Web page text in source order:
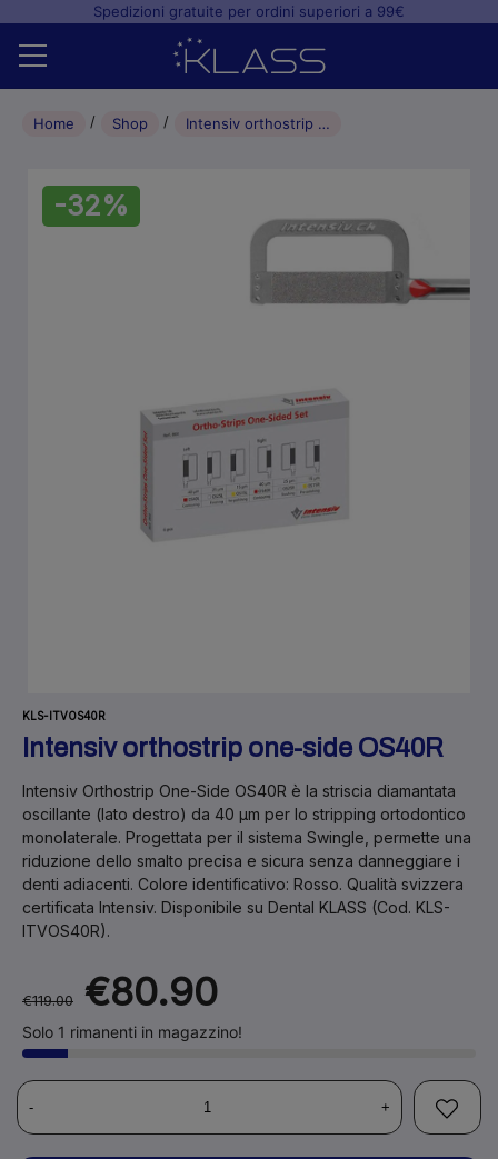
Spedizioni gratuite per ordini superiori a 99€
Home
Studio odontoiatrico
Home Shop Intensiv orthostrip one-side OS40R
-32%
KLS-ITVOS40R
Intensiv orthostrip one-side OS40R
Intensiv Orthostrip One-Side OS40R è la striscia diamantata
oscillante (lato destro) da 40 µm per lo stripping ortodontico
monolaterale. Progettata per il sistema Swingle, permette una
riduzione dello smalto precisa e sicura senza danneggiare i
denti adiacenti. Colore identificativo: Rosso. Qualità svizzera
certificata Intensiv. Disponibile su Dental KLASS (Cod. KLS-
ITVOS40R).
€119.00 €80.90
Solo 1 rimanenti in magazzino!
- +